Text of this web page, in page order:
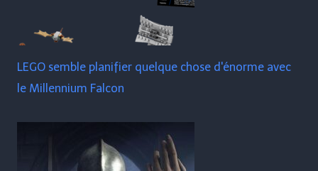
LEGO semble planifier quelque chose d'énorme avec
le Millennium Falcon